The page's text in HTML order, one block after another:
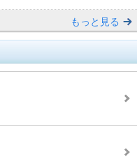
もっと見る